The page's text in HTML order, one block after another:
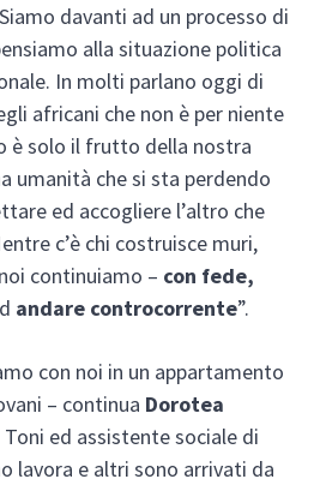
davanti ad un processo di
alla situazione politica
In molti parlano oggi di
africani che non è per niente
è solo il frutto della nostra
umanità che si sta perdendo
ed accogliere l’altro che
c’è chi costruisce muri,
continuiamo – con fede,
andare controcorrente”.
con noi in un appartamento
– continua Dorotea
ed assistente sociale di
lavora e altri sono arrivati da